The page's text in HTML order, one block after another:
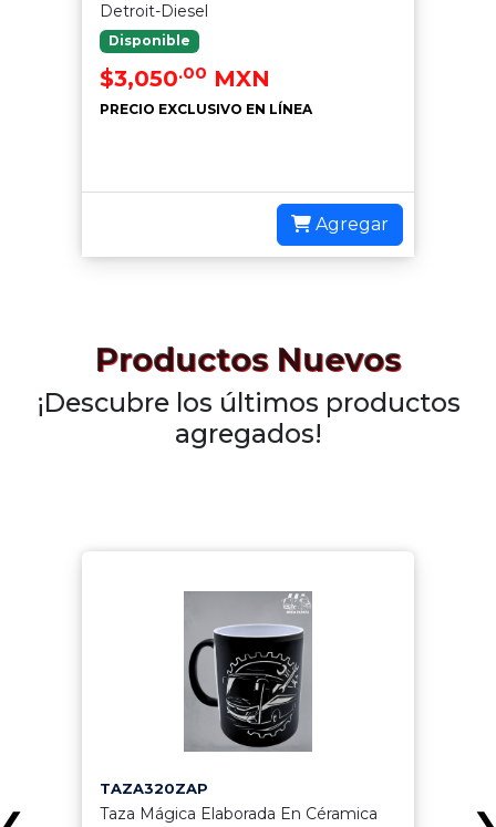
Detroit-Diesel
Disponible
$3,050.00 MXN
PRECIO EXCLUSIVO EN LÍNEA
Agregar
Productos Nuevos
¡Descubre los últimos productos
agregados!
TAZA320ZAP
Taza Mágica Elaborada En Céramica